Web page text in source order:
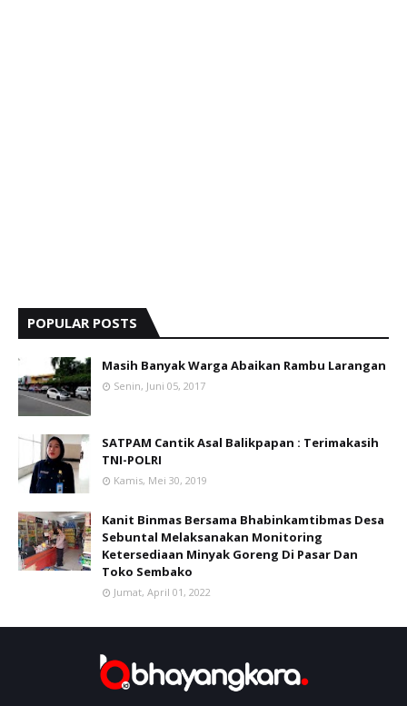
POPULAR POSTS
Masih Banyak Warga Abaikan Rambu Larangan
Senin, Juni 05, 2017
SATPAM Cantik Asal Balikpapan : Terimakasih
TNI-POLRI
Kamis, Mei 30, 2019
Kanit Binmas Bersama Bhabinkamtibmas Desa
Sebuntal Melaksanakan Monitoring
Ketersediaan Minyak Goreng Di Pasar Dan
Toko Sembako
Jumat, April 01, 2022